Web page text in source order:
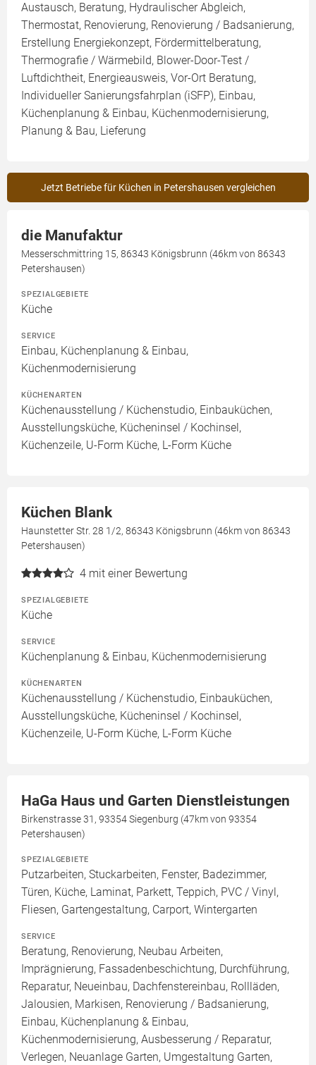
Austausch, Beratung, Hydraulischer Abgleich,
Thermostat, Renovierung, Renovierung / Badsanierung,
Erstellung Energiekonzept, Fördermittelberatung,
Thermografie / Wärmebild, Blower-Door-Test /
Luftdichtheit, Energieausweis, Vor-Ort Beratung,
Individueller Sanierungsfahrplan (iSFP), Einbau,
Küchenplanung & Einbau, Küchenmodernisierung,
Planung & Bau, Lieferung
Jetzt Betriebe für Küchen in Petershausen vergleichen
die Manufaktur
Messerschmittring 15, 86343 Königsbrunn (46km von 86343
Petershausen)
SPEZIALGEBIETE
Küche
SERVICE
Einbau, Küchenplanung & Einbau,
Küchenmodernisierung
KÜCHENARTEN
Küchenausstellung / Küchenstudio, Einbauküchen,
Ausstellungsküche, Kücheninsel / Kochinsel,
Küchenzeile, U-Form Küche, L-Form Küche
Küchen Blank
Haunstetter Str. 28 1/2, 86343 Königsbrunn (46km von 86343
Petershausen)
4 mit einer Bewertung
SPEZIALGEBIETE
Küche
SERVICE
Küchenplanung & Einbau, Küchenmodernisierung
KÜCHENARTEN
Küchenausstellung / Küchenstudio, Einbauküchen,
Ausstellungsküche, Kücheninsel / Kochinsel,
Küchenzeile, U-Form Küche, L-Form Küche
HaGa Haus und Garten Dienstleistungen
Birkenstrasse 31, 93354 Siegenburg (47km von 93354
Petershausen)
SPEZIALGEBIETE
Putzarbeiten, Stuckarbeiten, Fenster, Badezimmer,
Türen, Küche, Laminat, Parkett, Teppich, PVC / Vinyl,
Fliesen, Gartengestaltung, Carport, Wintergarten
SERVICE
Beratung, Renovierung, Neubau Arbeiten,
Imprägnierung, Fassadenbeschichtung, Durchführung,
Reparatur, Neueinbau, Dachfenstereinbau, Rollläden,
Jalousien, Markisen, Renovierung / Badsanierung,
Einbau, Küchenplanung & Einbau,
Küchenmodernisierung, Ausbesserung / Reparatur,
Verlegen, Neuanlage Garten, Umgestaltung Garten,